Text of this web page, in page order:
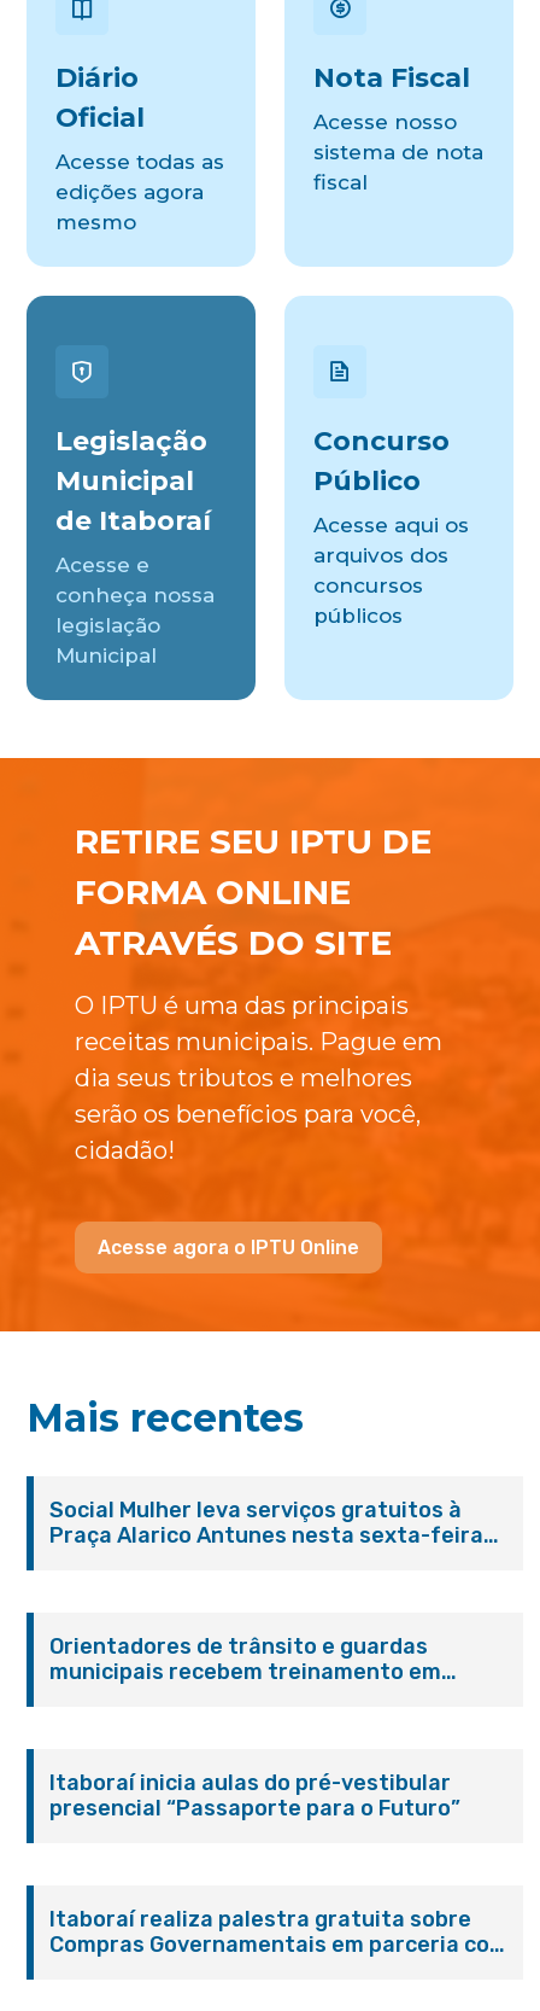
Diário
Oficial
Acesse todas as
edições agora
mesmo
Nota Fiscal
Acesse nosso
sistema de nota
fiscal
Legislação
Municipal
de Itaboraí
Acesse e
conheça nossa
legislação
Municipal
Concurso
Público
Acesse aqui os
arquivos dos
concursos
públicos
RETIRE SEU IPTU DE
FORMA ONLINE
ATRAVÉS DO SITE
O IPTU é uma das principais
receitas municipais. Pague em
dia seus tributos e melhores
serão os benefícios para você,
cidadão!
Acesse agora o IPTU Online
Mais recentes
Social Mulher leva serviços gratuitos à
Praça Alarico Antunes nesta sexta-feira
Orientadores de trânsito e guardas
municipais recebem treinamento em
Itaboraí inicia aulas do pré-vestibular
presencial “Passaporte para o Futuro”
Itaboraí realiza palestra gratuita sobre
Compras Governamentais em parceria com